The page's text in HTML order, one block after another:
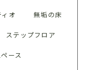
オ 無垢の床
ステップフロア
ース